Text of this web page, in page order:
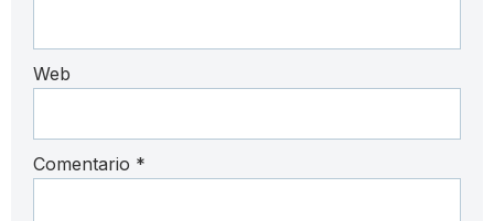
Web
Comentario *